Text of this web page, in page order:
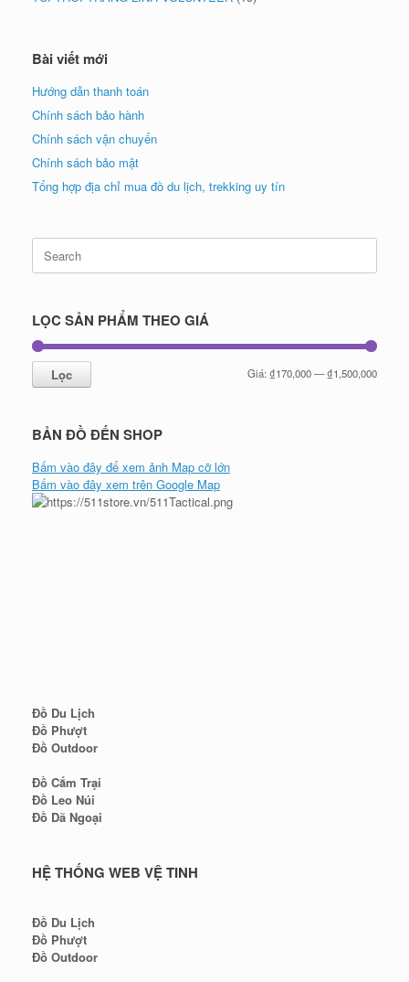
Bài viết mới
Hướng dẫn thanh toán
Chính sách bảo hành
Chính sách vận chuyển
Chính sách bảo mật
Tổng hợp địa chỉ mua đồ du lịch, trekking uy tín
Search
for:
LỌC SẢN PHẨM THEO GIÁ
Giá
Giá
Lọc Giá:₫170,000—₫1,500,000
BẢN ĐỒ ĐẾN SHOP
Bấm vào đây để xem ảnh Map cỡ lớn
Bấm vào đây xem trên Google Map
Đồ Du Lịch
Đồ Phượt
Đồ Outdoor
Đồ Cắm Trại
Đồ Leo Núi
Đồ Dã Ngoại
HỆ THỐNG WEB VỆ TINH
Đồ Du Lịch
Đồ Phượt
Đồ Outdoor